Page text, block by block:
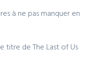
à ne pas manquer en
titre de The Last of Us